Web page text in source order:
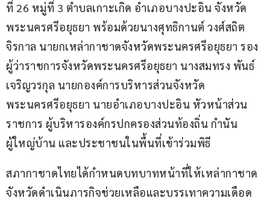
ที่ 26 หมู่ที่ 3 ตำบลเกาะเกิด อำเภอบางปะอิน จังหวัด
พระนครศรีอยุธยา พร้อมด้วยนางศุทธิกานต์ วงศ์สถิต
จิรกาล นายกเหล่ากาชาดจังหวัดพระนครศรีอยุธยา รอง
ผู้ว่าราชการจังหวัดพระนครศรีอยุธยา นางสมทรง พันธ์
เจริญวรกุล นายกองค์การบริหารส่วนจังหวัด
พระนครศรีอยุธยา นายอำเภอบางปะอิน หัวหน้าส่วน
ราชการ ผู้บริหารองค์กรปกครองส่วนท้องถิ่น กำนัน
ผู้ใหญ่บ้าน และประชาชนในพื้นที่เข้าร่วมพิธี
สภากาชาดไทยได้กำหนดบทบาทหน้าที่ให้เหล่ากาชาด
จังหวัดดำเนินภารกิจช่วยเหลือและบรรเทาความเดือด